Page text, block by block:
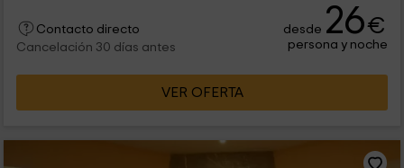
Contacto directo
Cancelación 30 días antes
desde 26€
persona y noche
VER OFERTA